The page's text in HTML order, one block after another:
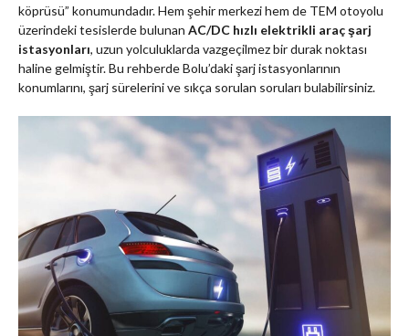
köprüsü” konumundadır. Hem şehir merkezi hem de TEM otoyolu
üzerindeki tesislerde bulunan AC/DC hızlı elektrikli araç şarj
istasyonları, uzun yolculuklarda vazgeçilmez bir durak noktası
haline gelmiştir.Bu rehberde Bolu’daki şarj istasyonlarının
konumlarını, şarj sürelerini ve sıkça sorulan soruları bulabilirsiniz.